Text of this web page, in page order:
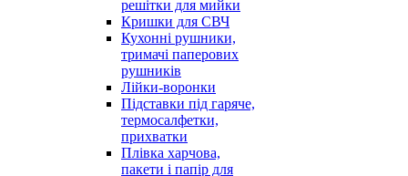
решітки для мийки
Кришки для СВЧ
Кухонні рушники,
тримачі паперових
рушників
Лійки-воронки
Підставки під гаряче,
термосалфетки,
прихватки
Плівка харчова,
пакети і папір для